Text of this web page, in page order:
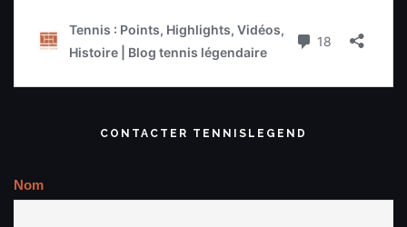
CONTACTER TENNISLEGEND
Nom